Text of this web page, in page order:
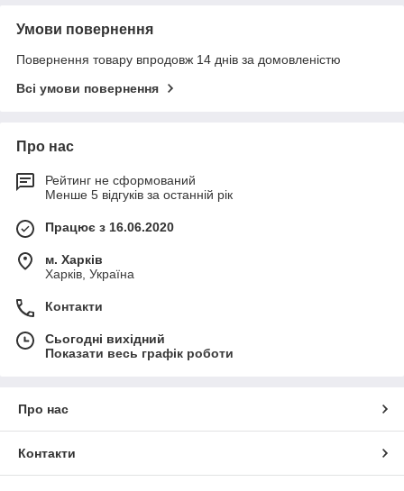
Умови повернення
Повернення товару впродовж 14 днів за домовленістю
Всі умови повернення
Про нас
Рейтинг не сформований
Менше 5 відгуків за останній рік
Працює з 16.06.2020
м. Харків
Харків, Україна
Контакти
Сьогодні вихідний
Показати весь графік роботи
Про нас
Контакти